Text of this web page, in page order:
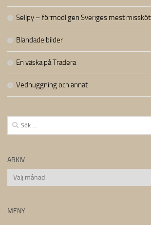
Sellpy – förmodligen Sveriges mest
Blandade bilder
En väska på Tradera
Vedhuggning och annat
Sök
efter:
ARKIV
Arkiv
MENY